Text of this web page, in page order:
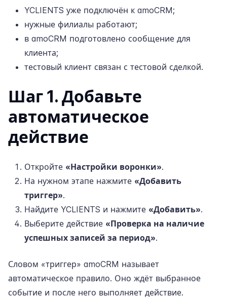
YCLIENTS уже подключён к amoCRM;
нужные филиалы работают;
в amoCRM подготовлено сообщение для
клиента;
тестовый клиент связан с тестовой сделкой.
Шаг 1. Добавьте
автоматическое
действие
Откройте «Настройки воронки».
На нужном этапе нажмите «Добавить
триггер».
Найдите YCLIENTS и нажмите «Добавить».
Выберите действие «Проверка на наличие
успешных записей за период».
Словом «триггер» amoCRM называет
автоматическое правило. Оно ждёт выбранное
событие и после него выполняет действие.